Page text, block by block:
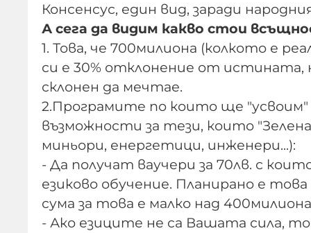
Консенсус, един вид, заради
А сега да видим какво стои
1. Това, че 700милиона (колкото е
си е 30% отклонение от истината,
склонен да мечтае.
2.Програмите по които ще
възможности за тези, които
миньори, енергетици, инженери...):
- Да получат ваучери за 70лв. с
езиково обучение. Планирано е
сума за това е малко над
- Ако езиците не са Вашата сила,